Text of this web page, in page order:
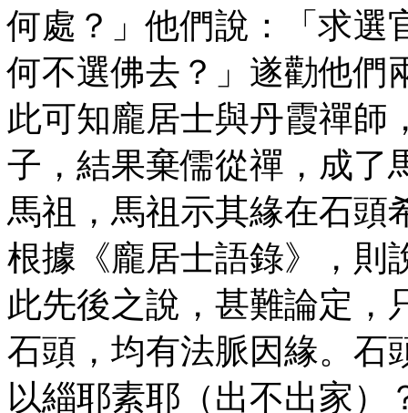
何處？」他們說：「求選
何不選佛去？」遂勸他們
此可知龐居士與丹霞禪師
子，結果棄儒從禪，成了
馬祖，馬祖示其緣在石
根據《龐居士語錄》，則
此先後之說，甚難論定，
石頭，均有法脈因緣。石
以緇耶素耶（出不出家）